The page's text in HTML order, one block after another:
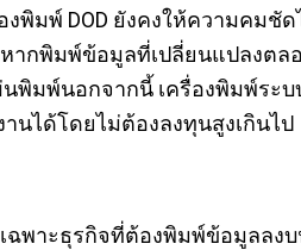
พิมพ์ DOD ยังคงให้ความค
กพิมพ์ข้อมูลที่เปลี่ยนแปลงตล
มพ์นอกจากนี้ เครื่องพิมพ์ระ
นได้โดยไม่ต้องลงทุนสูงเกินไป
ฉพาะธุรกิจที่ต้องพิมพ์ข้อมูลล